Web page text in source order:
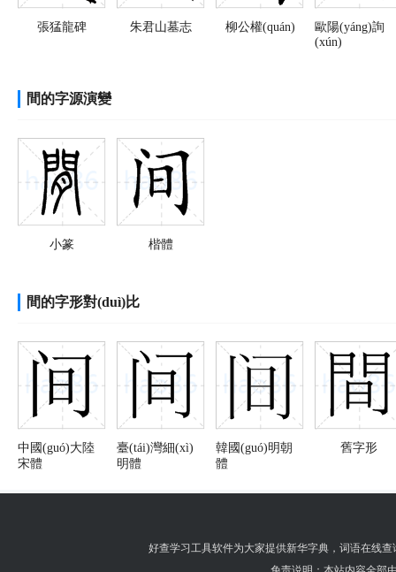
張猛龍碑 朱君山墓志 柳公權(quán)
歐陽(yáng)詢
(xún)
間的字源演變
小篆 楷體
間的字形對(duì)比
中國(guó)大陸
宋體
臺(tái)灣細(xì)
明體
韓國(guó)明朝
體
舊字形
好查学习工具软件为大家提供新华字典 ， 词语在线查